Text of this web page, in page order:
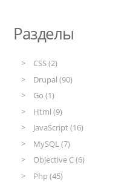
Разделы
CSS (2)
Drupal (90)
Go (1)
Html (9)
JavaScript (16)
MySQL (7)
Objective C (6)
Php (45)